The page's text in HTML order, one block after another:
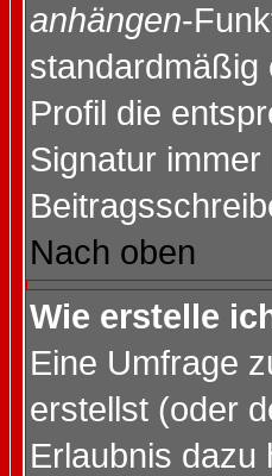
anhängen-
standardmäßig
Profil die
Signatur
Nach oben
Wie erstelle
Eine Umfrage
erstellst (oder
Erlaubnis